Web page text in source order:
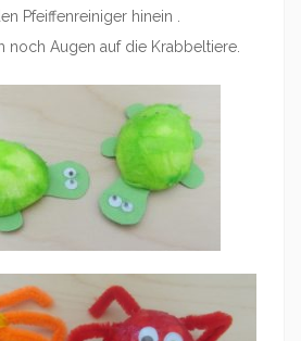
Pfeiffenreiniger hinein .
noch Augen auf die Krabbeltiere.